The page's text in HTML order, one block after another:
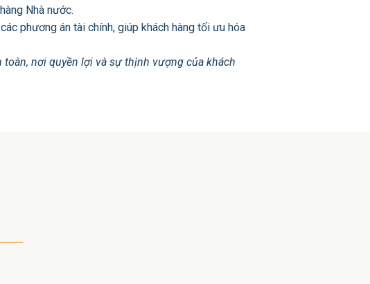
Nhà nước.
phương án tài chính, giúp khách hàng tối ưu hóa
nơi quyền lợi và sự thịnh vượng của khách